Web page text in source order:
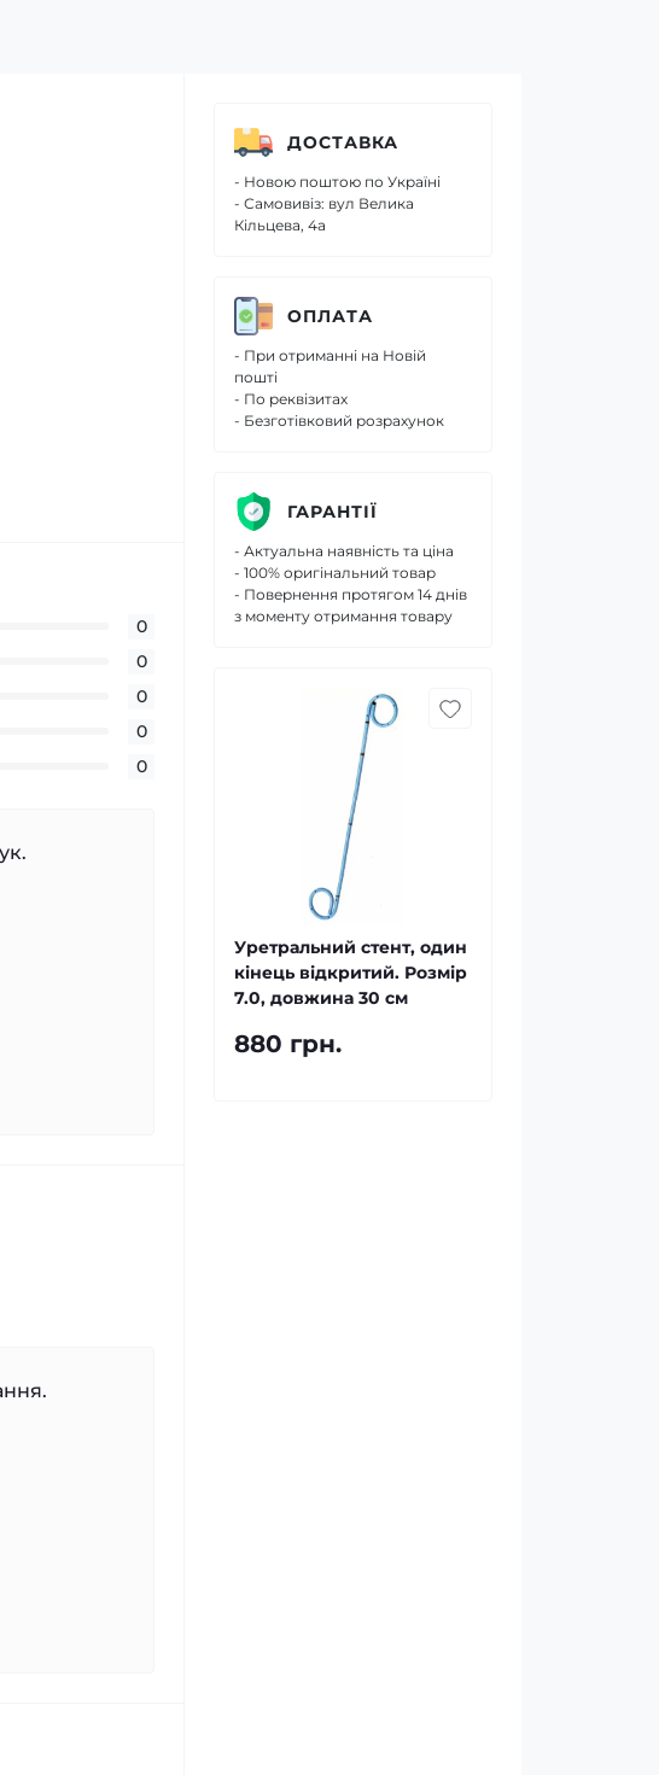
0
0
0
0
0
ДОСТАВКА
- Новою поштою по Україні
- Самовивіз: вул Велика
Кільцева, 4а
ОПЛАТА
- При отриманні на Новій
пошті
- По реквізитах
- Безготівковий розрахунок
ГАРАНТІЇ
- Актуальна наявність та ціна
- 100% оригінальний товар
- Повернення протягом 14 днів
з моменту отримання товару
Уретральний стент, один
кінець відкритий. Розмір
7.0, довжина 30 см
880 грн.